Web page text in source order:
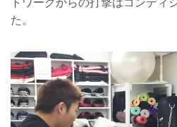
トワークからの打撃はコンディ
た。